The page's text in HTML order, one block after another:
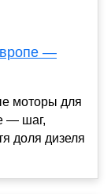
—
моторы для
— шаг,
доля дизеля